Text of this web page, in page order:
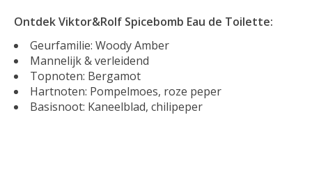
Ontdek Viktor&Rolf Spicebomb Eau de Toilette:
Geurfamilie: Woody Amber
Mannelijk & verleidend
Topnoten: Bergamot
Hartnoten: Pompelmoes, roze peper
Basisnoot: Kaneelblad, chilipeper